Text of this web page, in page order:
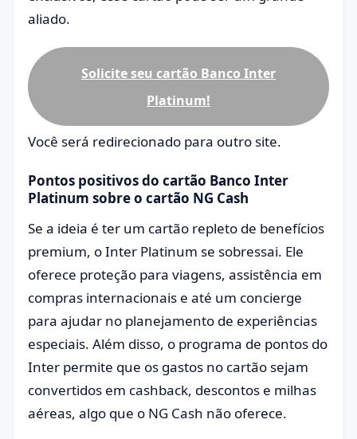
aliado.
Solicite seu cartão Banco Inter
Platinum!
Você será redirecionado para outro site.
Pontos positivos do cartão Banco Inter
Platinum sobre o cartão NG Cash
Se a ideia é ter um cartão repleto de benefícios
premium, o Inter Platinum se sobressai. Ele
oferece proteção para viagens, assistência em
compras internacionais e até um concierge
para ajudar no planejamento de experiências
especiais. Além disso, o programa de pontos do
Inter permite que os gastos no cartão sejam
convertidos em cashback, descontos e milhas
aéreas, algo que o NG Cash não oferece.